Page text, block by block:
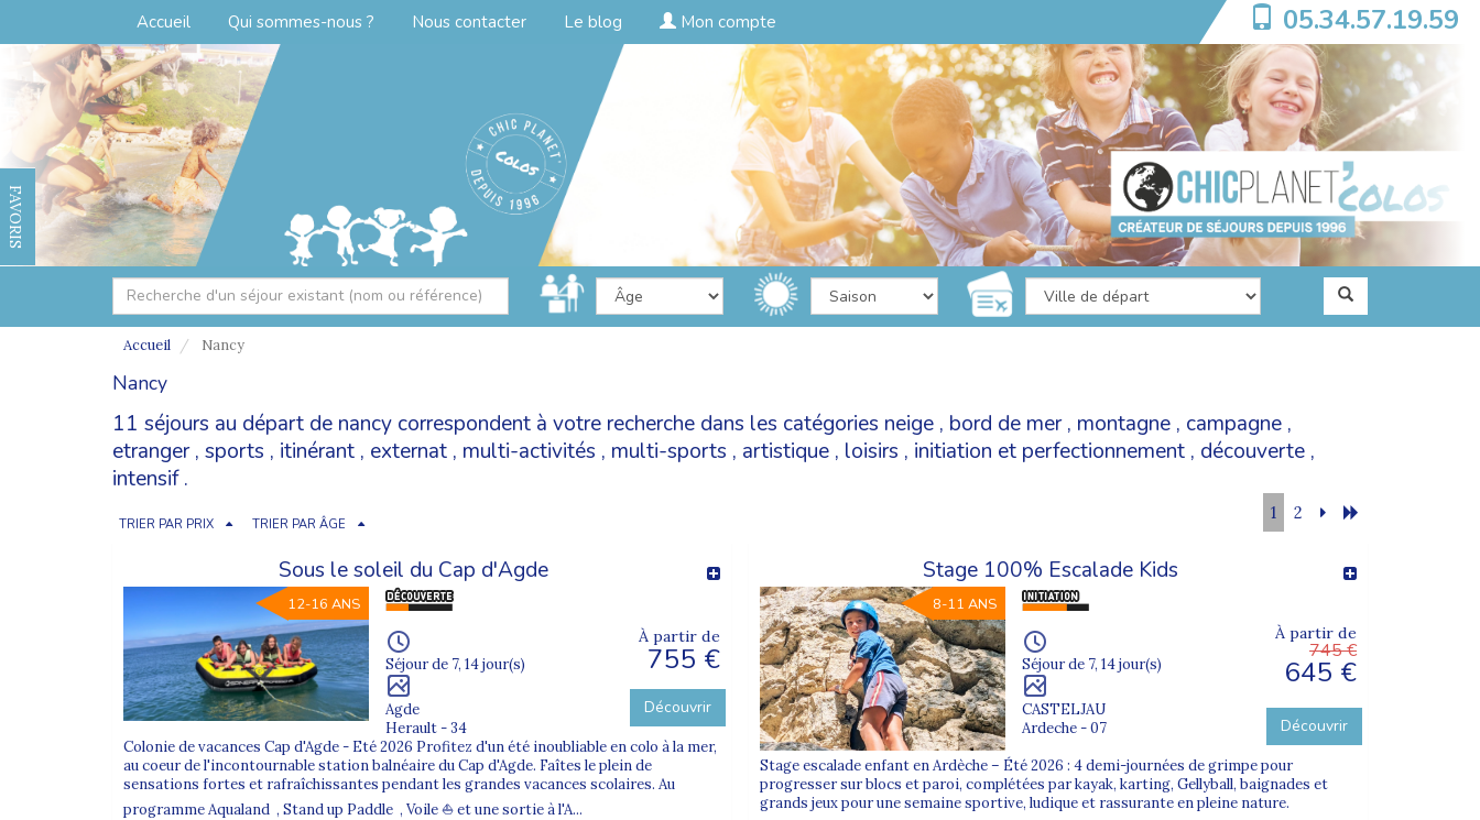
Accueil Qui sommes-nous ? Nous contacter Le blog Mon compte 05.34.57.19.59
FAVORIS
Accueil Nancy
Nancy
11 séjours au départ de nancy correspondent à votre recherche dans les catégories neige , bord de mer, montagne , campagne ,
etranger, sports , itinérant , externat , multi-activités , multi-sports , artistique , loisirs , initiation et perfectionnement , découverte ,
intensif.
TRIER PAR PRIX TRIER PAR ÂGE
1 2
Sous le soleil du Cap d'Agde
12-16 ANS
Séjour de 7, 14 jour(s)
Agde
Herault - 34
À partir de
755 €
Découvrir
Colonie de vacances Cap d'Agde - Eté 2026 Profitez d'un été inoubliable en colo à la mer,
au coeur de l'incontournable station balnéaire du Cap d'Agde. Faîtes le plein de
sensations fortes et rafraîchissantes pendant les grandes vacances scolaires. Au
programme Aqualand , Stand up Paddle , Voile ⛵ et une sortie à l'A...
Stage 100% Escalade Kids
8-11 ANS
Séjour de 7, 14 jour(s)
CASTELJAU
Ardeche - 07
À partir de
745 €
645 €
Découvrir
Stage escalade enfant en Ardèche – Été 2026 : 4 demi-journées de grimpe pour
progresser sur blocs et paroi, complétées par kayak, karting, Gellyball, baignades et
grands jeux pour une semaine sportive, ludique et rassurante en pleine nature.